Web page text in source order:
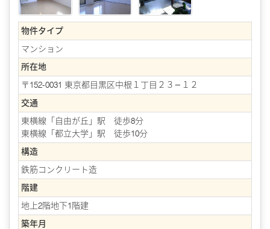
物件タイプ
マンション
所在地
〒152-0031 東京都目黒区中根１丁目２３−１２
交通
東横線「自由が丘」駅 徒歩8分
東横線「都立大学」駅 徒歩10分
構造
鉄筋コンクリート造
階建
地上2階地下1階建
築年月